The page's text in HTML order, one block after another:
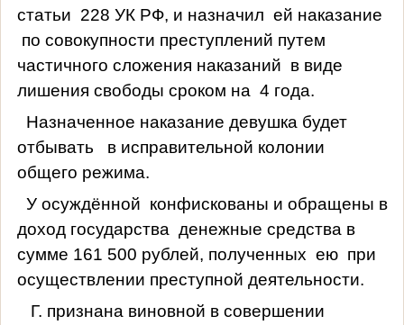
статьи 228 УК РФ, и назначил ей наказание
по совокупности преступлений путем
частичного сложения наказаний в виде
лишения свободы сроком на 4 года.
Назначенное наказание девушка будет
отбывать
в исправительной колонии
общего режима.
У осуждённой конфискованы и обращены в
доход государства денежные средства в
сумме 161 500 рублей, полученных ею при
осуществлении преступной деятельности.
Г. признана виновной в совершении